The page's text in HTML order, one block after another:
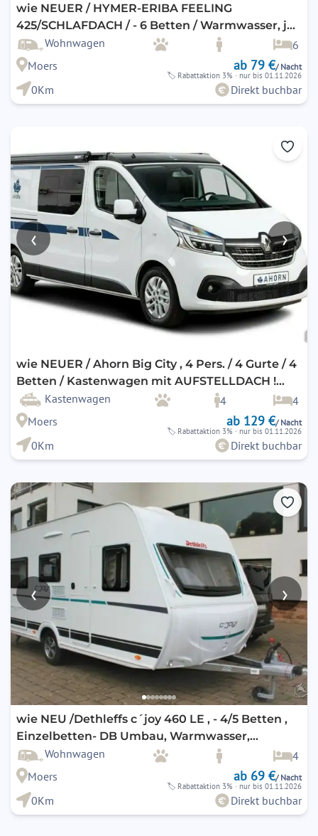
wie NEUER / HYMER-ERIBA FEELING
425/SCHLAFDACH / - 6 Betten / Warmwasser, je
optional, preiswert AUTARK / KLIMA
Wohnwagen
6
Moers
ab 79 €/ Nacht
🏷 Rabattaktion 3% · nur bis 01.11.2026
0Km Direkt buchbar
‹ ›
wie NEUER / Ahorn Big City , 4 Pers. / 4 Gurte / 4
Betten / Kastenwagen mit AUFSTELLDACH !
AHK optional ! / 2er Fahrradträger optional / E-
Bike fähig !
Kastenwagen 4
4
Moers
ab 129 €/ Nacht
🏷 Rabattaktion 3% · nur bis 01.11.2026
0Km Direkt buchbar
‹ ›
wie NEU /Dethleffs c´joy 460 LE , - 4/5 Betten ,
Einzelbetten- DB Umbau, Warmwasser,
optional, preiswert KLIMA
Wohnwagen
4
Moers
ab 69 €/ Nacht
🏷 Rabattaktion 3% · nur bis 01.11.2026
0Km Direkt buchbar